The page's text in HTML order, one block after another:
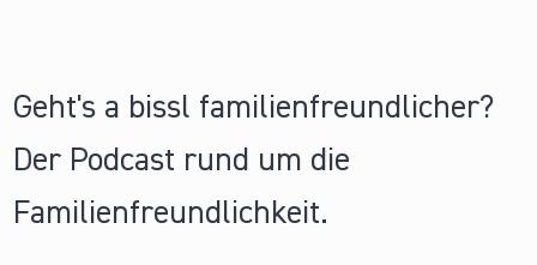
Geht's a bissl familienfreundlicher?
Der Podcast rund um die
Familienfreundlichkeit.